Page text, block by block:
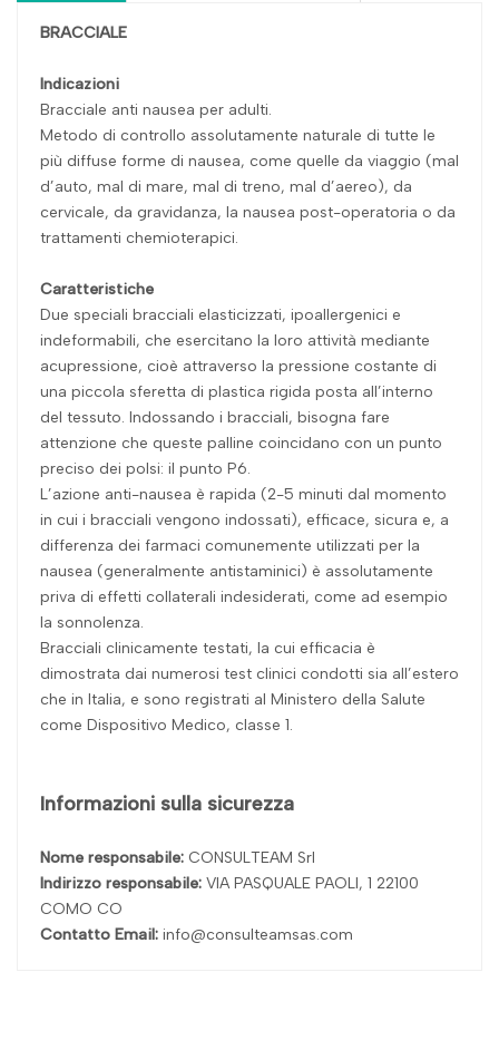
BRACCIALE
Indicazioni
Bracciale anti nausea per adulti.
Metodo di controllo assolutamente naturale di tutte le
più diffuse forme di nausea, come quelle da viaggio (mal
d’auto, mal di mare, mal di treno, mal d’aereo), da
cervicale, da gravidanza, la nausea post-operatoria o da
trattamenti chemioterapici.
Caratteristiche
Due speciali bracciali elasticizzati, ipoallergenici e
indeformabili, che esercitano la loro attività mediante
acupressione, cioè attraverso la pressione costante di
una piccola sferetta di plastica rigida posta all’interno
del tessuto. Indossando i bracciali, bisogna fare
attenzione che queste palline coincidano con un punto
preciso dei polsi: il punto P6.
L’azione anti-nausea è rapida (2-5 minuti dal momento
in cui i bracciali vengono indossati), efficace, sicura e, a
differenza dei farmaci comunemente utilizzati per la
nausea (generalmente antistaminici) è assolutamente
priva di effetti collaterali indesiderati, come ad esempio
la sonnolenza.
Bracciali clinicamente testati, la cui efficacia è
dimostrata dai numerosi test clinici condotti sia all’estero
che in Italia, e sono registrati al Ministero della Salute
come Dispositivo Medico, classe 1.
Informazioni sulla sicurezza
Nome responsabile: CONSULTEAM Srl
Indirizzo responsabile: VIA PASQUALE PAOLI, 1 22100
COMO CO
Contatto Email: info@consulteamsas.com